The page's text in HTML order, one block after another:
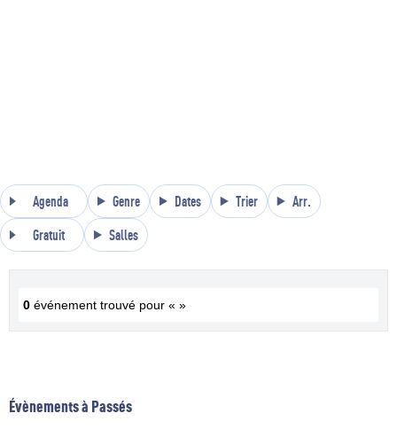
Agenda Genre Dates Trier Arr.
Gratuit Salles
0 événement trouvé pour « »
Évènements à Passés